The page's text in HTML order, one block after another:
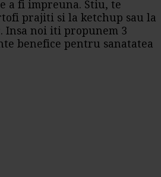
a fi impreuna. Stiu, te
prajiti si la ketchup sau la
Insa noi iti propunem 3
benefice pentru sanatatea